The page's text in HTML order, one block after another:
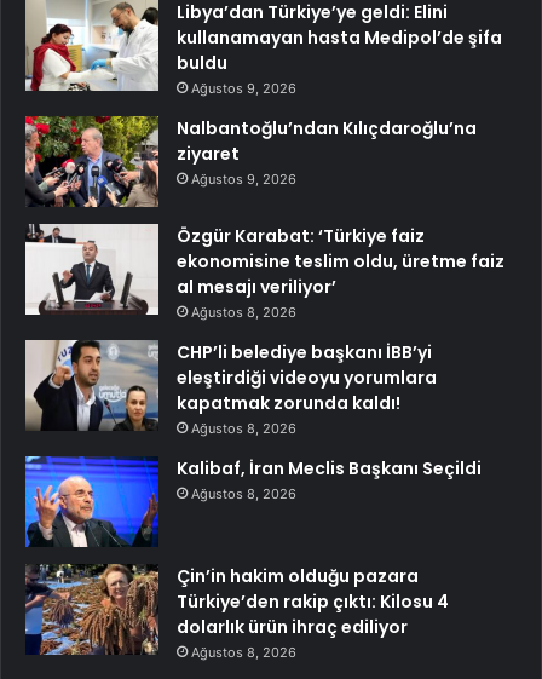
Libya’dan Türkiye’ye geldi: Elini
kullanamayan hasta Medipol’de şifa
buldu
Ağustos 9, 2026
Nalbantoğlu’ndan Kılıçdaroğlu’na
ziyaret
Ağustos 9, 2026
Özgür Karabat: ‘Türkiye faiz
ekonomisine teslim oldu, üretme faiz
al mesajı veriliyor’
Ağustos 8, 2026
CHP’li belediye başkanı İBB’yi
eleştirdiği videoyu yorumlara
kapatmak zorunda kaldı!
Ağustos 8, 2026
Kalibaf, İran Meclis Başkanı Seçildi
Ağustos 8, 2026
Çin’in hakim olduğu pazara
Türkiye’den rakip çıktı: Kilosu 4
dolarlık ürün ihraç ediliyor
Ağustos 8, 2026